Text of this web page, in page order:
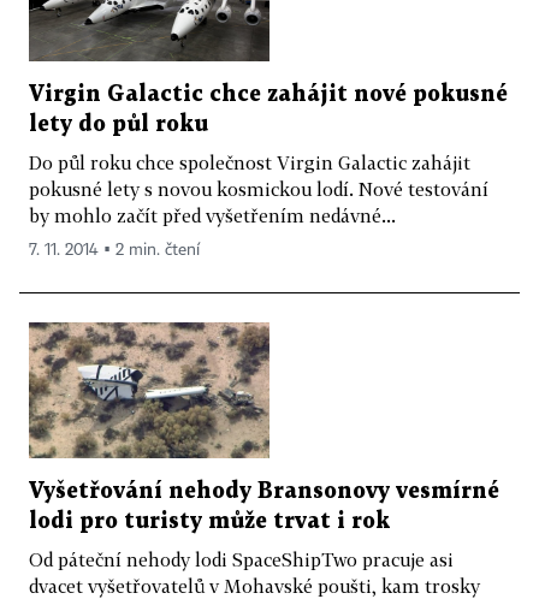
Virgin Galactic chce zahájit nové pokusné
lety do půl roku
Do půl roku chce společnost Virgin Galactic zahájit
pokusné lety s novou kosmickou lodí. Nové testování
by mohlo začít před vyšetřením nedávné...
7. 11. 2014 ▪ 2 min. čtení
Vyšetřování nehody Bransonovy vesmírné
lodi pro turisty může trvat i rok
Od páteční nehody lodi SpaceShipTwo pracuje asi
dvacet vyšetřovatelů v Mohavské poušti, kam trosky